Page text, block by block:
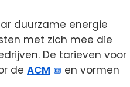
duurzame energie
met zich mee die
De tarieven voor
de ACM
en vormen